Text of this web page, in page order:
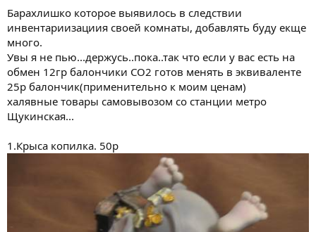
а
Барахлишко которое выявилось в следствии
инвентариизациия своей комнаты, добавлять буду екще
много.
Увы я не пью...держусь..пока..так что если у вас есть на
обмен 12гр балончики СО2 готов менять в эквиваленте
25р балончик(применительно к моим ценам)
халявные товары самовывозом со станции метро
Щукинская...
1.Крыса копилка. 50р